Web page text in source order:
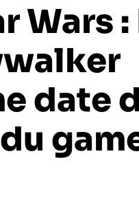
Wars :
date